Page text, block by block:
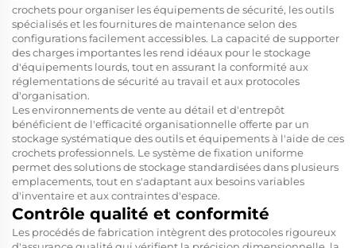
crochets pour organiser les équipements de sécurité, les outils
spécialisés et les fournitures de maintenance selon des
configurations facilement accessibles. La capacité de supporter
des charges importantes les rend idéaux pour le stockage
d'équipements lourds, tout en assurant la conformité aux
réglementations de sécurité au travail et aux protocoles
d'organisation.
Les environnements de vente au détail et d'entrepôt
bénéficient de l'efficacité organisationnelle offerte par un
stockage systématique des outils et équipements à l'aide de ces
crochets professionnels. Le système de fixation uniforme
permet des solutions de stockage standardisées dans plusieurs
emplacements, tout en s'adaptant aux besoins variables
d'inventaire et aux contraintes d'espace.
Contrôle qualité et conformité
Les procédés de fabrication intègrent des protocoles rigoureux